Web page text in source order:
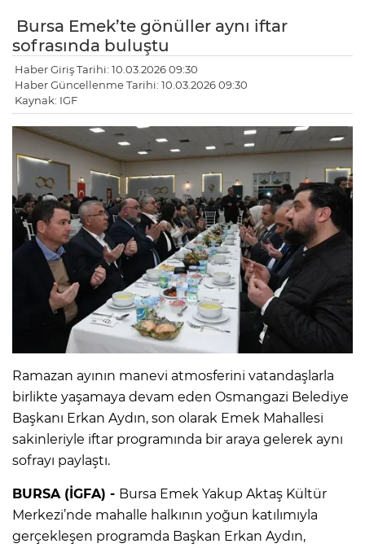
Bursa Emek’te gönüller aynı iftar
sofrasında buluştu
Haber Giriş Tarihi: 10.03.2026 09:30
Haber Güncellenme Tarihi: 10.03.2026 09:30
Kaynak: IGF
Ramazan ayının manevi atmosferini vatandaşlarla
birlikte yaşamaya devam eden Osmangazi Belediye
Başkanı Erkan Aydın, son olarak Emek Mahallesi
sakinleriyle iftar programında bir araya gelerek aynı
sofrayı paylaştı.
BURSA (İGFA) - Bursa Emek Yakup Aktaş Kültür
Merkezi’nde mahalle halkının yoğun katılımıyla
gerçekleşen programda Başkan Erkan Aydın,